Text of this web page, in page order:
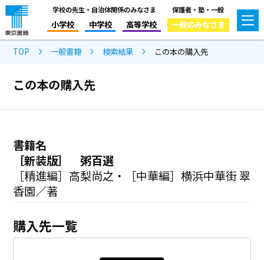
学校の先生・自治体関係のみなさま
小学校 中学校 高等学校
保護者・塾・一般
一般のみなさま
TOP 一般書籍 検索結果 この本の購入先
この本の購入先
書籍名
［新装版］ 粥百選
［精進編］高梨尚之・［中華編］横浜中華街 翠
香園／著
購入先一覧